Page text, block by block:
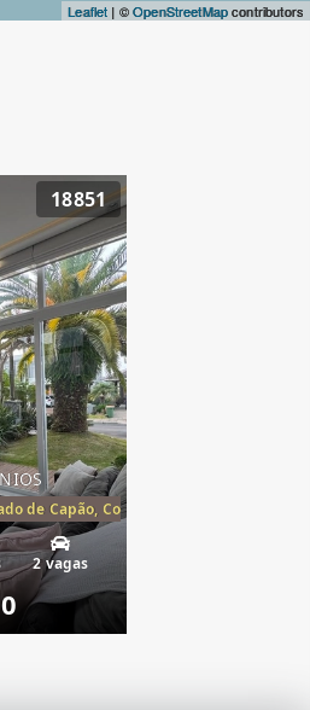
Leaflet | ©OpenStreetMapcontributors
18851
de Capão, Condomínio Condado de
2 vagas